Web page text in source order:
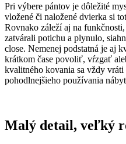
Pri výbere pántov je dôležité
vložené či naložené dvierka si
Rovnako záleží aj na
zatvárali potichu a plynulo,
close. Nemenej podstatná je aj
krátkom čase povoliť, vŕzgať
kvalitného kovania sa vždy
pohodlnejšieho používania
Malý detail, veľký